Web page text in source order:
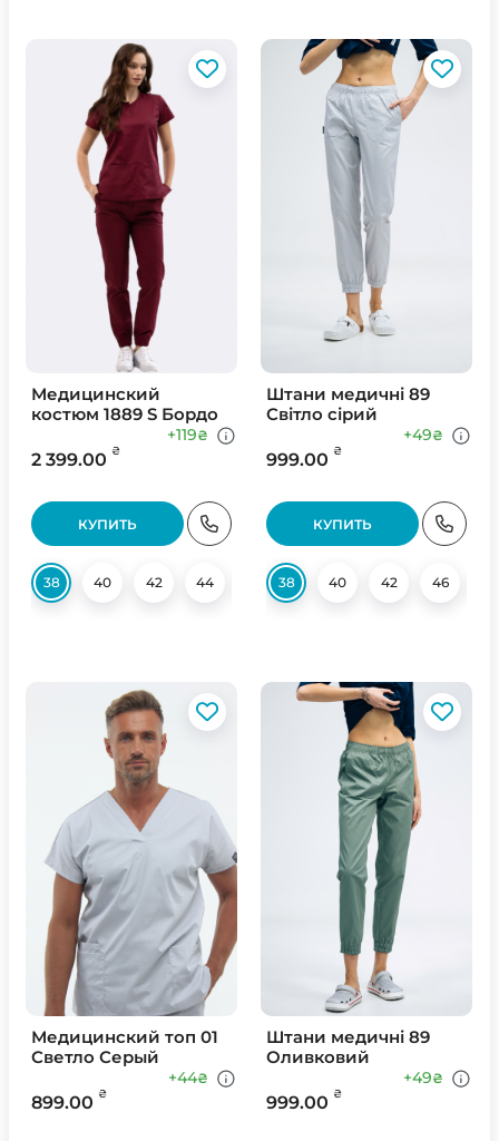
Медицинский
костюм 1889 S Бордо
2 399.00 ₴
+119₴
КУПИТЬ
38 40 42 44 48
Штани медичні 89
Світло сірий
999.00 ₴
+49₴
КУПИТЬ
38 40 42 46
Медицинский топ 01
Светло Серый
899.00 ₴
+44₴
Штани медичні 89
Оливковий
999.00 ₴
+49₴